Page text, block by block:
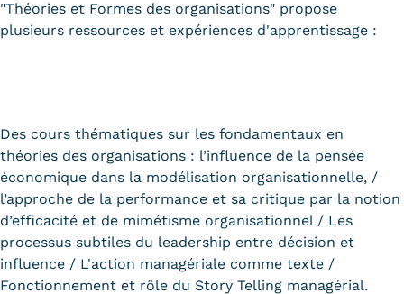
Agenda
Contacts services
Formulaire de contact
Formations
Trouver votre formation
"Théories et Formes des organisations" propose
plusieurs ressources et expériences d'apprentissage :
Des cours thématiques sur les fondamentaux en
théories des organisations : l’influence de la pensée
économique dans la modélisation organisationnelle, /
l’approche de la performance et sa critique par la notion
d’efficacité et de mimétisme organisationnel / Les
processus subtiles du leadership entre décision et
influence / L'action managériale comme texte /
Fonctionnement et rôle du Story Telling managérial.